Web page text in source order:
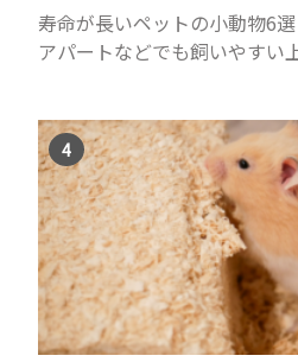
寿命が長いペットの小動物6選
アパートなどでも飼いやすい
育のポイ...